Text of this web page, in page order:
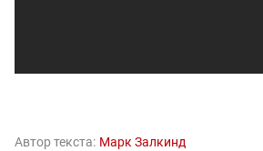
Автор текста: Марк Залкинд